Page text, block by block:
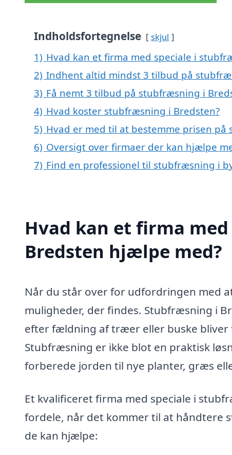
Indholdsfortegnelse skjul
1) Hvad kan et firma med speciale i
2) Indhent altid mindst 3 tilbud på
3) Få nemt 3 tilbud på stubfræsning i
4) Hvad koster stubfræsning i Bredsten?
5) Hvad er med til at bestemme prisen
6) Oversigt over firmaer der kan hjælpe
7) Find en professionel til stubfræsning i
Hvad kan et firma
Bredsten hjælpe med?
Når du står over for udfordringen med
muligheder, der findes. Stubfræsning i
efter fældning af træer eller buske bliver
Stubfræsning er ikke blot en praktisk
forberede jorden til nye planter, græs
Et kvalificeret firma med speciale i
fordele, når det kommer til at håndtere
de kan hjælpe: